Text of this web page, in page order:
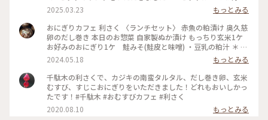
のおにぎり2個 ＊お好みのスープ を選べて¥900でした✨ おに
ぎりは30種類ほどあり、注文が入ってから作ってくれるシステ
ムです🍙 とにかく種類が多いので、気になるおにぎりがたく
さん🤤 迷いに迷って、『炙りみそにぎり』と『クリームチーズ
たらこ』を選びました！ おにぎり屋さんのおにぎり…✨ お米
や海苔、塩などの素材、炊き方にもこだわっていてとっても美
味しかったです♡ スープは季節限定の『豆乳の粕汁』を選び
ました！ まろやかで優しい味で美味しかった😌 : スイーツをい
ただく予定があったのでお昼は控えめに。 それでも、意外と
お腹いっぱいになりました🎵 : お店は千駄木駅の近くで行きや
すいです🌟 平日のお休みの日に行きましたが、意外と混んで
いて20分くらい待って座れました。 外国人の方が多かった
2025.03.23
もっとみる
おにぎりカフェ 利さく 〈ランチセット〉 赤魚の粕漬け 奥久慈
卵のだし巻き 本日のお惣菜 自家製ぬか漬け もっちり玄米1ケ
お好みのおにぎり1ケ 鮭みそ(鮭皮と味噌) ・豆乳の粕汁 ＊ お
久しぶりのおにぎりランチ☆ 千駄木駅近くの「おにぎりカフ
ェ 利さく」へ…☆ おにぎりと小鉢いろいろの お得なランチセ
ット☆ お好みのおにぎり1ケには 悩んだ末に鮭みそ(鮭皮と味
噌)を☆ 赤魚の粕漬けやだし巻き 小松菜のお浸し ぬか漬け ど
れもおいしくホッとする味わい☆ 鮭みそのおにぎりも もちろ
んおいしかったですが もっちり玄米がまた たまらなく味わい
深いおいしさ☆☆☆ やっぱり おにぎり屋さんのおにぎりはお
2024.05.18
もっとみる
千駄木の利さくで、カジキの南蛮タルタル、だし巻き卵、玄米
むすび、すじこおにぎりをいただきました！どれもおいしかっ
たです！#千駄木 #おむすびカフェ #利さく
2020.08.10
もっとみる